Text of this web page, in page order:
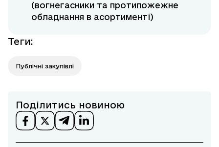
(вогнегасники та протипожежне
обладнання в асортименті)
Теги:
Публічні закупівлі
Поділитись новиною